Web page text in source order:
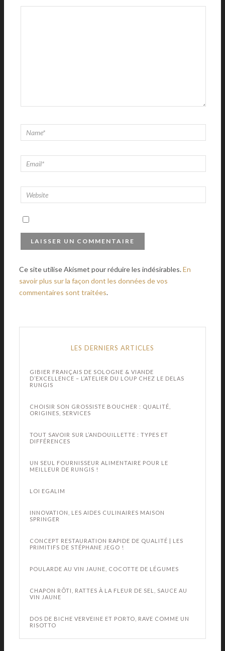
Ce site utilise Akismet pour réduire les indésirables.En
savoir plus sur la façon dont les données de vos
commentaires sont traitées.
LES DERNIERS ARTICLES
GIBIER FRANÇAIS DE SOLOGNE & VIANDE
D’EXCELLENCE – L’ATELIER DU LOUP CHEZ LE DELAS
RUNGIS
CHOISIR SON GROSSISTE BOUCHER : QUALITÉ,
ORIGINES, SERVICES
TOUT SAVOIR SUR L’ANDOUILLETTE : TYPES ET
DIFFÉRENCES
UN SEUL FOURNISSEUR ALIMENTAIRE POUR LE
MEILLEUR DE RUNGIS !
LOI EGALIM
INNOVATION, LES AIDES CULINAIRES MAISON
SPRINGER
CONCEPT RESTAURATION RAPIDE DE QUALITÉ | LES
PRIMITIFS DE STÉPHANE JEGO !
POULARDE AU VIN JAUNE, COCOTTE DE LÉGUMES
CHAPON RÔTI, RATTES À LA FLEUR DE SEL, SAUCE AU
VIN JAUNE
DOS DE BICHE VERVEINE ET PORTO, RAVE COMME UN
RISOTTO